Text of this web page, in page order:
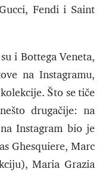
Fendi i Saint
i Bottega Veneta,
na Instagramu,
Što se tiče
drugačije: na
Instagram bio je
Ghesquiere, Marc
Maria Grazia